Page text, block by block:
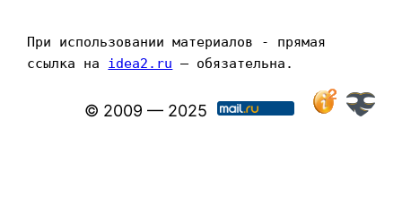
При использовании материалов - прямая
ссылка на idea2.ru — обязательна.
© 2009 — 2025